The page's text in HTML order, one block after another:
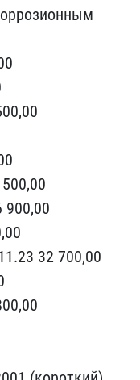
900,0​0
​32 700,00